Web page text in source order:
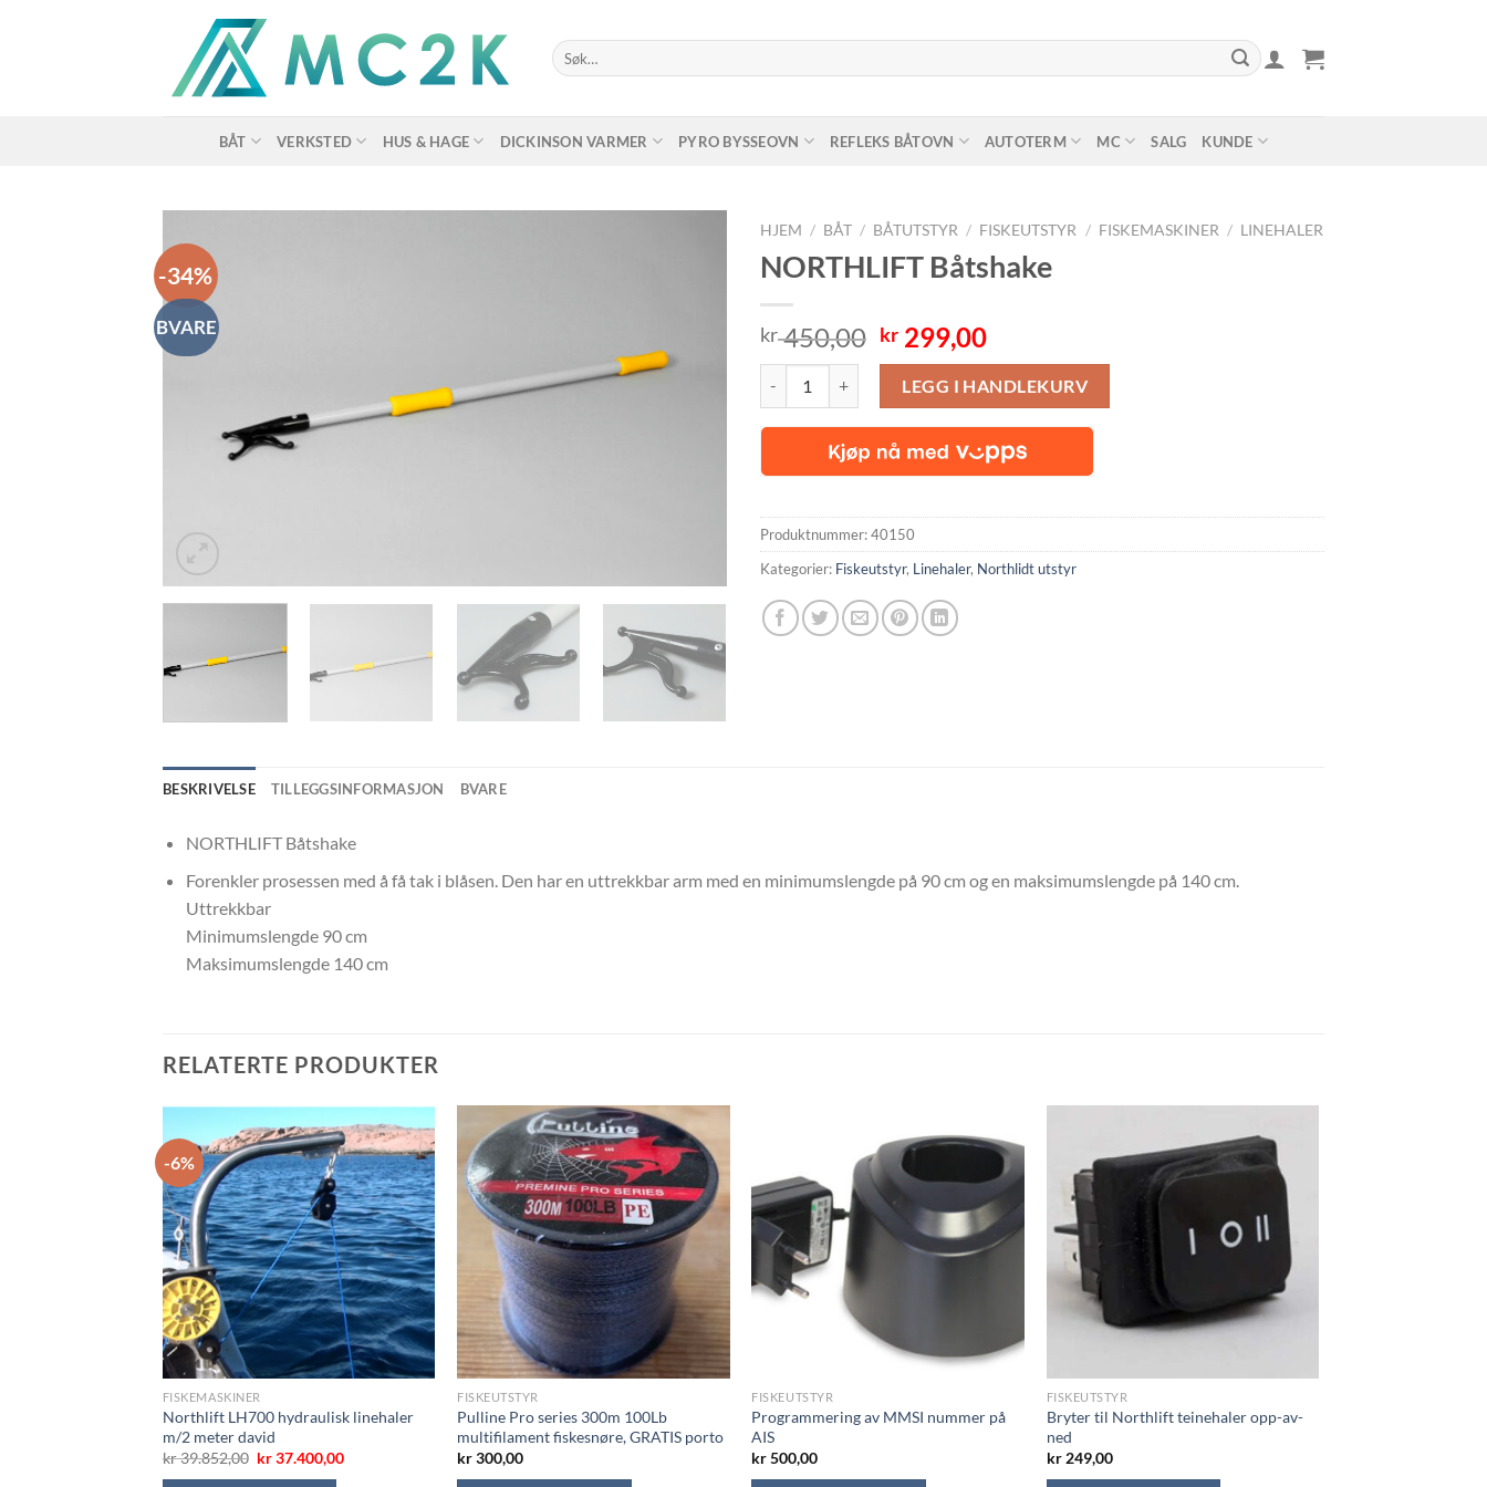
Søk
etter:
BÅT VERKSTED HUS & HAGE DICKINSON VARMER PYRO BYSSEOVN REFLEKS BÅTOVN AUTOTERM MC SALG KUNDE
-34%
BVARE
HJEM / BÅT / BÅTUTSTYR / FISKEUTSTYR / FISKEMASKINER / LINEHALER
NORTHLIFT Båtshake
kr450,00 Opprinnelig
pris
var:
kr 450,00.
kr 299,00Nåværende
pris
er:
kr 299,00.
LEGG I HANDLEKURV
Produktnummer:40150
Kategorier: Fiskeutstyr, Linehaler, Northlidt utstyr
BESKRIVELSE TILLEGGSINFORMASJON BVARE
NORTHLIFT Båtshake
Forenkler prosessen med å få tak i blåsen. Den har en uttrekkbar arm med en minimumslengde på 90 cm og en maksimumslengde på 140 cm.
Uttrekkbar
Minimumslengde 90 cm
Maksimumslengde 140 cm
RELATERTE PRODUKTER
-6%
FISKEMASKINER
Northlift LH700 hydraulisk linehaler
m/2 meter david
kr39.852,00 Opprinnelig
kr37.400,00Nåværende
FISKEUTSTYR
Pulline Pro series 300m 100Lb
multifilament fiskesnøre, GRATIS porto
kr300,00
FISKEUTSTYR
Programmering av MMSI nummer på
AIS
kr500,00
FISKEUTSTYR
Bryter til Northlift teinehaler opp-av-
ned
kr249,00